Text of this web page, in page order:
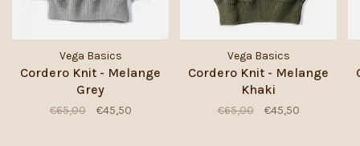
Vega Basics
Cordero Knit - Melange
Grey
€65,00 €45,50
Vega Basics
Cordero Knit - Melange
Khaki
€65,00 €45,50